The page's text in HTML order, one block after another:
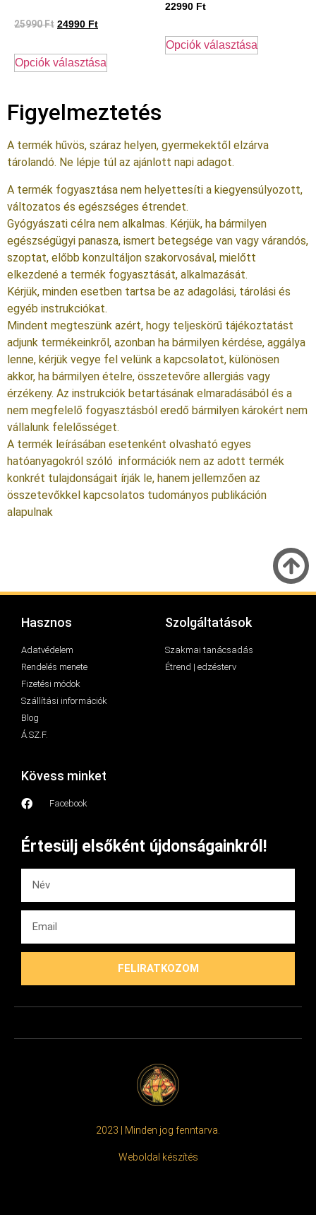
25990Ft 24990 Ft
Opciók választása
22990 Ft
Opciók választása
Figyelmeztetés
A termék hűvös, száraz helyen, gyermekektől elzárva
tárolandó. Ne lépje túl az ajánlott napi adagot.
A termék fogyasztása nem helyettesíti a kiegyensúlyozott,
változatos és egészséges étrendet.
Gyógyászati célra nem alkalmas. Kérjük, ha bármilyen
egészségügyi panasza, ismert betegsége van vagy várandós,
szoptat, előbb konzultáljon szakorvosával, mielőtt
elkezdené a termék fogyasztását, alkalmazását.
Kérjük, minden esetben tartsa be az adagolási, tárolási és
egyéb instrukciókat.
Mindent megteszünk azért, hogy teljeskörű tájékoztatást
adjunk termékeinkről, azonban ha bármilyen kérdése, aggálya
lenne, kérjük vegye fel velünk a kapcsolatot, különösen
akkor, ha bármilyen ételre, összetevőre allergiás vagy
érzékeny. Az instrukciók betartásának elmaradásából és a
nem megfelelő fogyasztásból eredő bármilyen károkért nem
vállalunk felelősséget.
A termék leírásában esetenként olvasható egyes
hatóanyagokról szóló információk nem az adott termék
konkrét tulajdonságait írják le, hanem jellemzően az
összetevőkkel kapcsolatos tudományos publikáción
alapulnak
Hasznos
Adatvédelem
Rendelés menete
Fizetési módok
Szállítási információk
Blog
Á.SZ.F.
Szolgáltatások
Szakmai tanácsadás
Étrend | edzésterv
Kövess minket
Facebook
Értesülj elsőként újdonságainkról!
FELIRATKOZOM
2023 | Minden jog fenntarva.
Weboldal készítés